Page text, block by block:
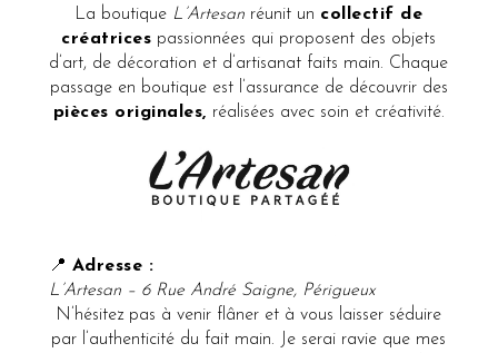
La boutique L’Artesan réunit un collectif de
créatrices passionnées qui proposent des objets
d’art, de décoration et d’artisanat faits main. Chaque
passage en boutique est l’assurance de découvrir des
pièces originales, réalisées avec soin et créativité.
📍 Adresse :
L’Artesan – 6 Rue André Saigne, Périgueux
N’hésitez pas à venir flâner et à vous laisser séduire
par l’authenticité du fait main. Je serai ravie que mes